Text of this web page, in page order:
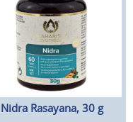
Nidra Rasayana, 30 g